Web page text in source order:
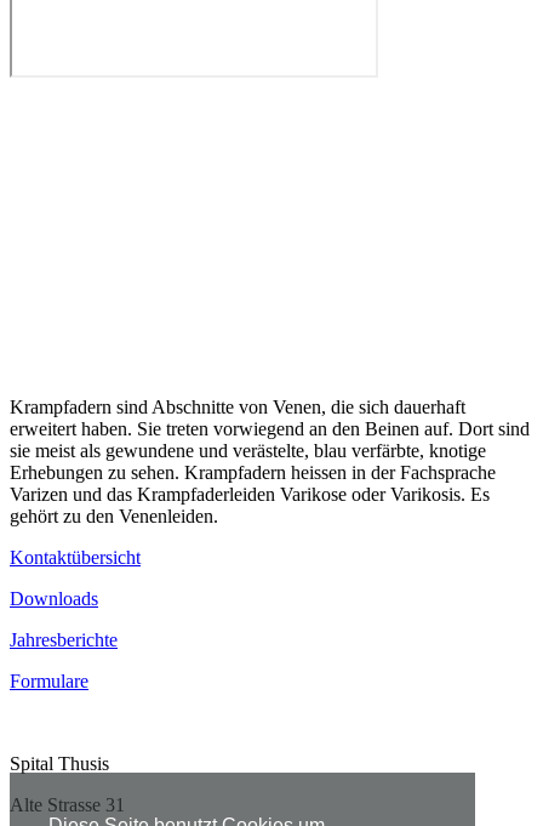
Krampfadern sind Abschnitte von Venen, die sich dauerhaft
erweitert haben. Sie treten vorwiegend an den Beinen auf. Dort sind
sie meist als gewundene und verästelte, blau verfärbte, knotige
Erhebungen zu sehen. Krampfadern heissen in der Fachsprache
Varizen und das Krampfaderleiden Varikose oder Varikosis. Es
gehört zu den Venenleiden.
Kontaktübersicht
Downloads
Jahresberichte
Formulare
Spital Thusis
Alte Strasse 31